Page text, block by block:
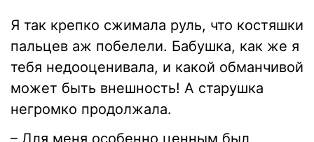
Я так крепко сжимала руль, что костяшки
пальцев аж побелели. Бабушка, как же я
тебя недооценивала, и какой обманчивой
может быть внешность! А старушка
негромко продолжала.